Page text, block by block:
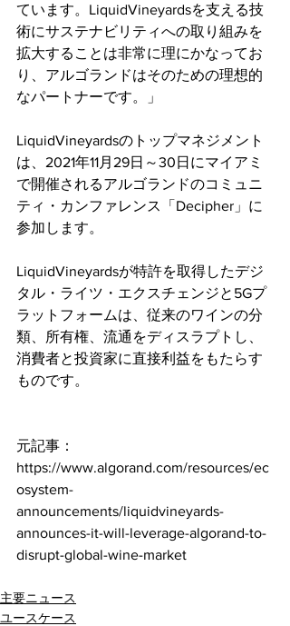
ています。LiquidVineyardsを支える技
術にサステナビリティへの取り組みを
拡大することは非常に理にかなってお
り、アルゴランドはそのための理想的
なパートナーです。」
LiquidVineyardsのトップマネジメント
は、2021年11月29日～30日にマイアミ
で開催されるアルゴランドのコミュニ
ティ・カンファレンス「Decipher」に
参加します。
LiquidVineyardsが特許を取得したデジ
タル・ライツ・エクスチェンジと5Gプ
ラットフォームは、従来のワインの分
類、所有権、流通をディスラプトし、
消費者と投資家に直接利益をもたらす
ものです。
元記事：
https://www.algorand.com/resources/ec
osystem-
announcements/liquidvineyards-
announces-it-will-leverage-algorand-to-
disrupt-global-wine-market
主要ニュース
ユースケース